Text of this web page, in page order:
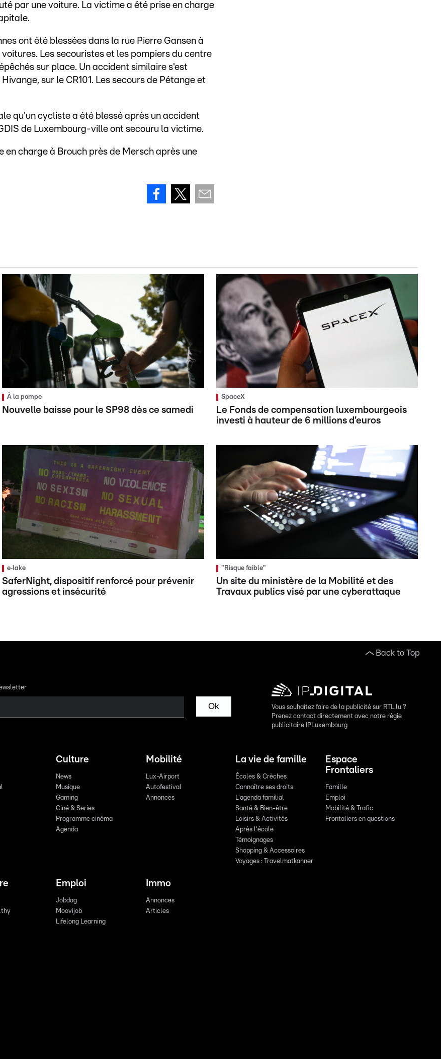
par une voiture. La victime a été prise en charge
ont été blessées dans la rue Pierre Gansen à
Les secouristes et les pompiers du centre
sur place. Un accident similaire s'est
sur le CR101. Les secours de Pétange et
qu'un cycliste a été blessé après un accident
de Luxembourg-ville ont secouru la victime.
en charge à Brouch près de Mersch après une
À la pompe
Nouvelle baisse pour le SP98 dès ce samedi
SpaceX
Le Fonds de compensation luxembourgeois
investi à hauteur de 6 millions d’euros
e‑lake
SaferNight, dispositif renforcé pour prévenir
agressions et insécurité
"Risque faible"
Un site du ministère de la Mobilité et des
Travaux publics visé par une cyberattaque
Back to Top
Ok
Vous souhaitez faire de la publicité sur RTL.lu ?
Prenez contact directement avec notre régie
publicitaire IPLuxembourg
Culture
News
Musique
Gaming
Ciné & Series
Programme cinéma
Agenda
Mobilité
Lux-Airport
Autofestival
Annonces
La vie de famille
Écoles & Crèches
Connaître ses droits
L'agenda familial
Santé & Bien-être
Loisirs & Activités
Après l'école
Témoignages
Shopping & Accessoires
Voyages : Travelmatkanner
Espace
Frontaliers
Famille
Emploi
Mobilité & Trafic
Frontaliers en questions
Emploi
Jobdag
Moovijob
Lifelong Learning
Immo
Annonces
Articles